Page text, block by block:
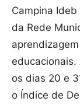
Campina
da Rede
os dias 20 e
o Índice de